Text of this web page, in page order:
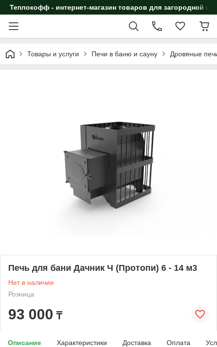
Теплокофф - интернет-магазин товаров для загородной
Товары и услуги Печи в баню и сауну Дровяные
Печь для бани Дачник Ч (Протопи) 6 - 14 м3
Нет в наличии
Розница
93 000 ₸
Описание Характеристики Доставка Оплата